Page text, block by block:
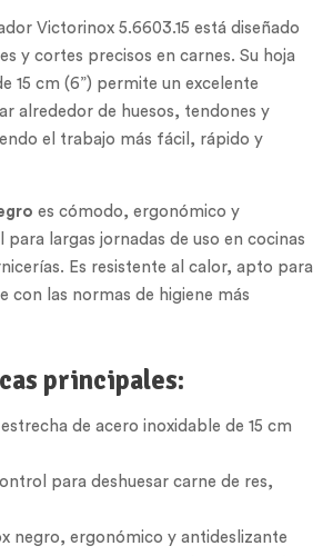
Victorinox 5.6603.15 está diseñado
y cortes precisos en carnes. Su hoja
15 cm (6”) permite un excelente
alrededor de huesos, tendones y
el trabajo más fácil, rápido y
es cómodo, ergonómico y
para largas jornadas de uso en cocinas
Es resistente al calor, apto para
con las normas de higiene más
principales:
de acero inoxidable de 15 cm
para deshuesar carne de res,
negro, ergonómico y antideslizante